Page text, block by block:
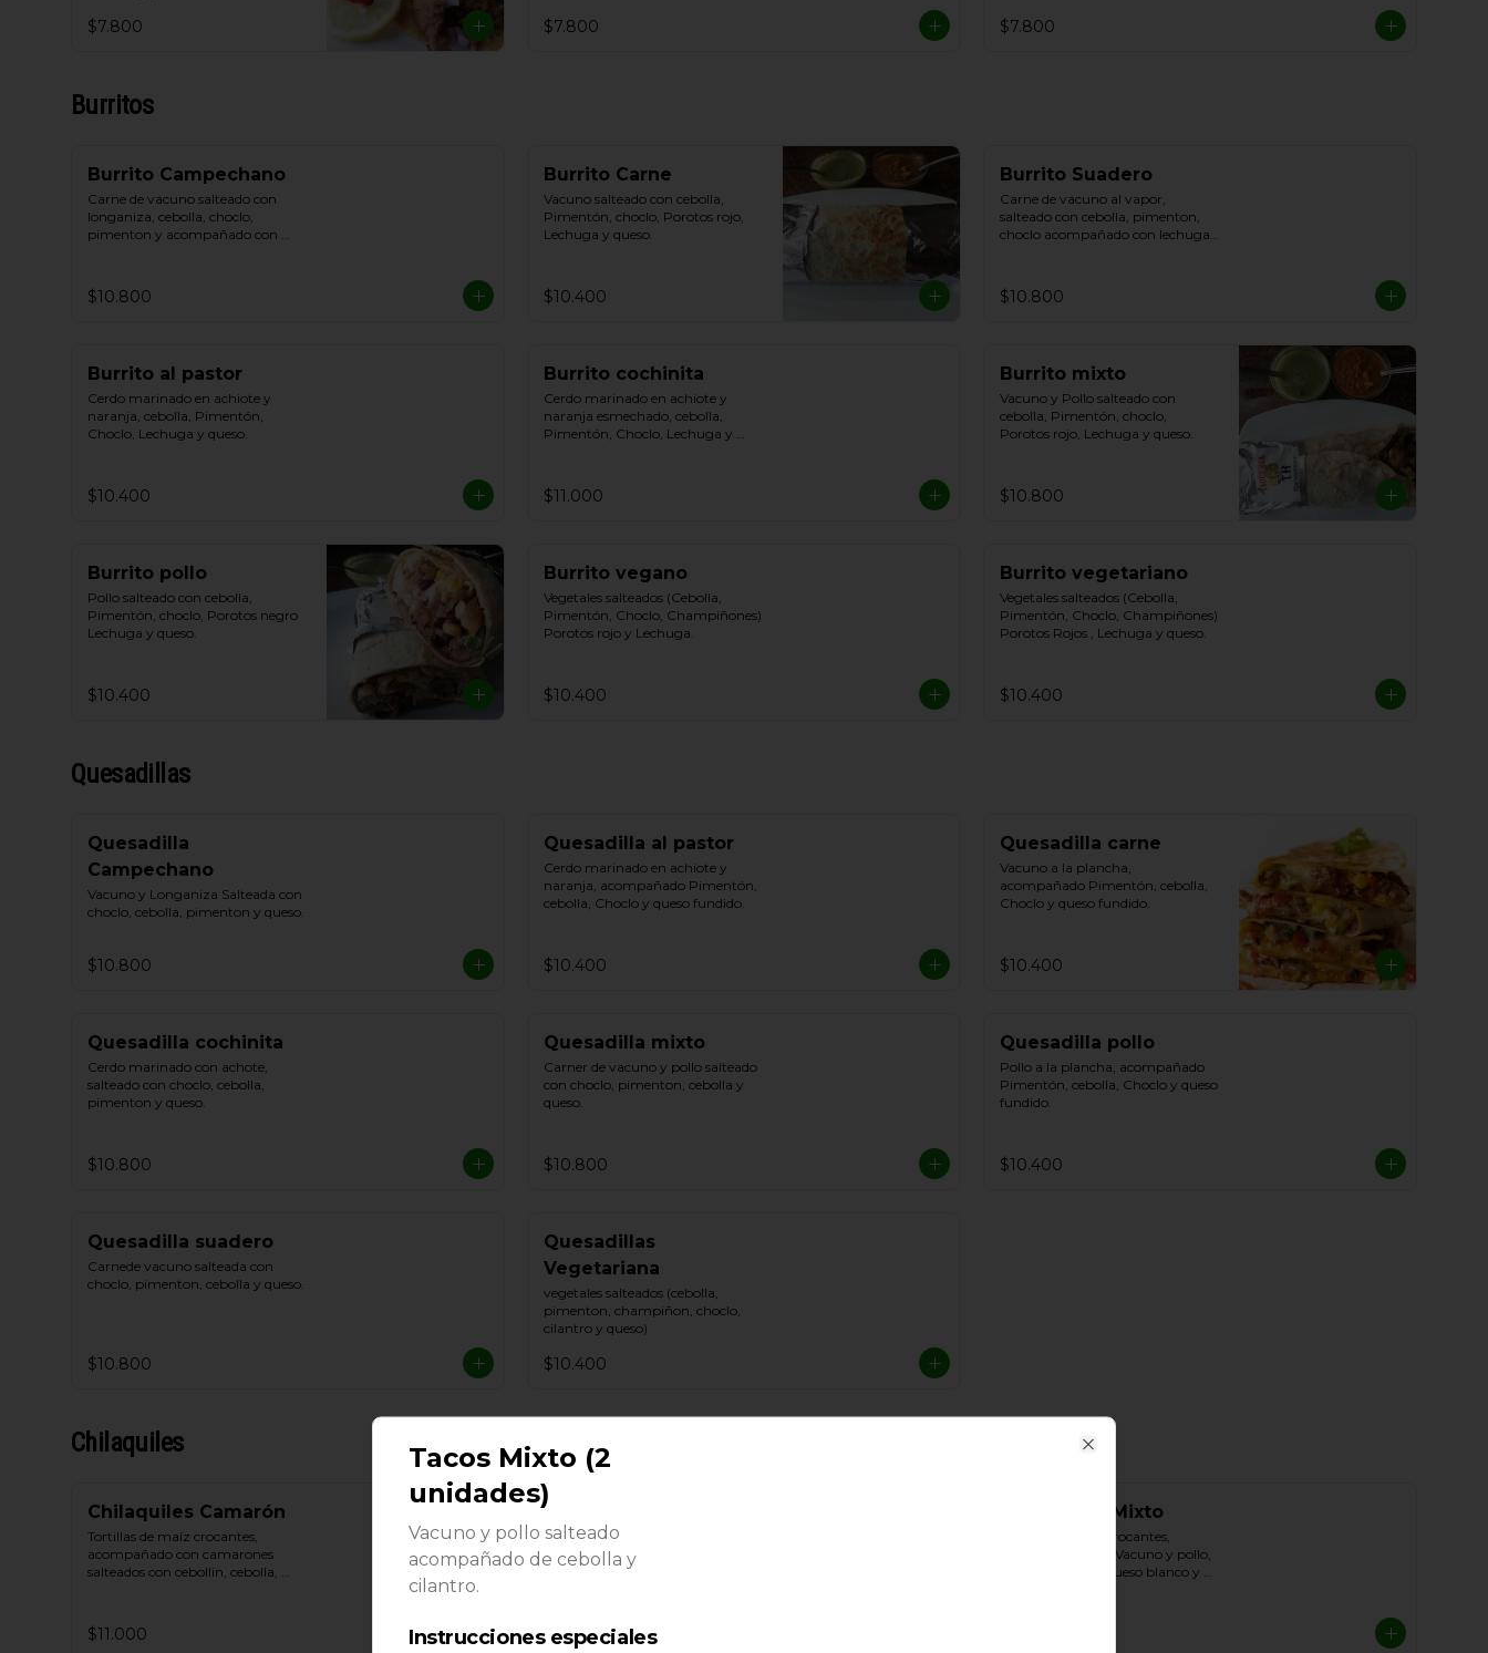
$7.800 $7.800 $7.800
Burritos
Burrito Campechano
Carne de vacuno salteado con
longaniza, cebolla, choclo,
pimenton y acompañado con
$10.800
Burrito Carne
Vacuno salteado con cebolla,
Pimentón, choclo, Porotos rojo,
Lechuga y queso.
$10.400
Burrito Suadero
Carne de vacuno al vapor,
salteado con cebolla, pimenton,
choclo acompañado con lechuga,
$10.800
Burrito al pastor
Cerdo marinado en achiote y
naranja, cebolla, Pimentón,
Choclo, Lechuga y queso.
$10.400
Burrito cochinita
Cerdo marinado en achiote y
naranja esmechado, cebolla,
Pimentón, Choclo, Lechuga y
$11.000
Burrito mixto
Vacuno y Pollo salteado con
cebolla, Pimentón, choclo,
Porotos rojo, Lechuga y queso.
$10.800
Burrito pollo
Pollo salteado con cebolla,
Pimentón, choclo, Porotos negro
Lechuga y queso.
$10.400
Burrito vegano
Vegetales salteados (Cebolla,
Pimentón, Choclo, Champiñones)
Porotos rojo y Lechuga.
$10.400
Burrito vegetariano
Vegetales salteados (Cebolla,
Pimentón, Choclo, Champiñones)
Porotos Rojos , Lechuga y queso.
$10.400
Quesadillas
Quesadilla
Campechano
Vacuno y Longaniza Salteada con
choclo, cebolla, pimenton y queso.
$10.800
Quesadilla al pastor
Cerdo marinado en achiote y
naranja, acompañado Pimentón,
cebolla, Choclo y queso fundido.
$10.400
Quesadilla carne
Vacuno a la plancha,
acompañado Pimentón, cebolla,
Choclo y queso fundido.
$10.400
Quesadilla cochinita
Cerdo marinado con achote,
salteado con choclo, cebolla,
pimenton y queso.
$10.800
Quesadilla mixto
Carner de vacuno y pollo salteado
con choclo, pimenton, cebolla y
queso.
$10.800
Quesadilla pollo
Pollo a la plancha, acompañado
Pimentón, cebolla, Choclo y queso
fundido.
$10.400
Quesadilla suadero
Carnede vacuno salteada con
choclo, pimenton, cebolla y queso.
$10.800
Quesadillas
Vegetariana
vegetales salteados (cebolla,
pimenton, champiñon, choclo,
cilantro y queso)
$10.400
Chilaquiles
Chilaquiles Camarón
Tortillas de maíz crocantes,
acompañado con camarones
salteados con cebollin, cebolla,
$11.000
Chilaquiles
Campechano
Tortillas de maíz crocantes,
$10.800
Chilaquiles Mixto
Tortillas de maíz crocantes,
acompañado con Vacuno y pollo,
cebolla, Tómate, queso blanco y
Tacos Mixto (2
unidades)
Vacuno y pollo salteado
acompañado de cebolla y
cilantro.
Instrucciones especiales